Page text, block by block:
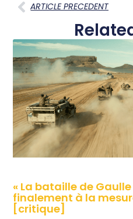
ARTICLE PRECEDENT
« La bataille de Gaulle
finalement à la
[critique]